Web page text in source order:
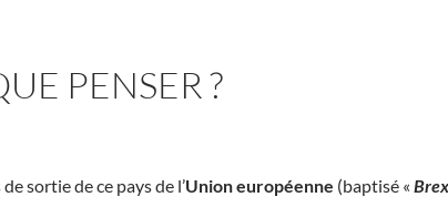
PENSER ?
sortie de ce pays de l’Union européenne (baptisé «